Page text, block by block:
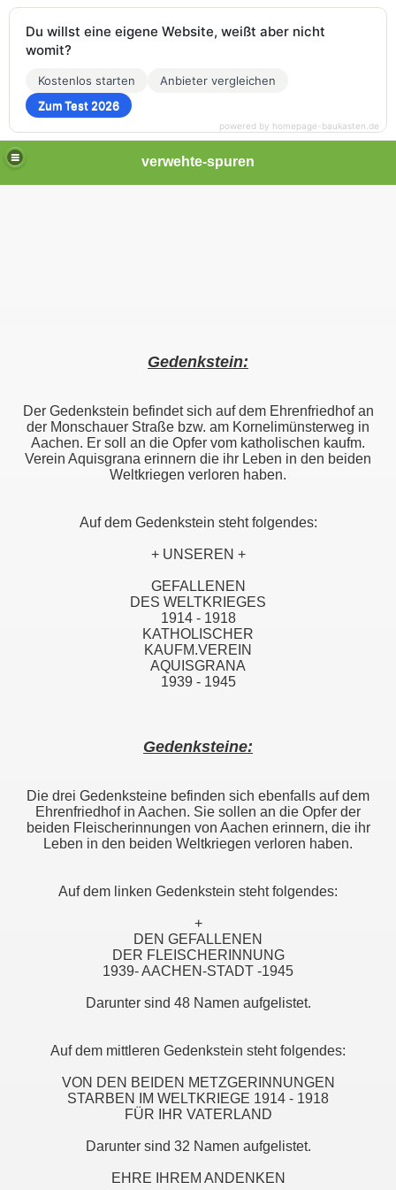
verwehte-spuren
Gedenkstein:
Der Gedenkstein befindet sich auf dem Ehrenfriedhof an
der Monschauer Straße bzw. am Kornelimünsterweg in
Aachen. Er soll an die Opfer vom katholischen kaufm.
Verein Aquisgrana erinnern die ihr Leben in den beiden
Weltkriegen verloren haben.
Auf dem Gedenkstein steht folgendes:
+ UNSEREN +
GEFALLENEN
DES WELTKRIEGES
1914 - 1918
KATHOLISCHER
KAUFM.VEREIN
AQUISGRANA
1939 - 1945
Gedenksteine:
Die drei Gedenksteine befinden sich ebenfalls auf dem
Ehrenfriedhof in Aachen. Sie sollen an die Opfer der
beiden Fleischerinnungen von Aachen erinnern, die ihr
Leben in den beiden Weltkriegen verloren haben.
Auf dem linken Gedenkstein steht folgendes:
+
DEN GEFALLENEN
DER FLEISCHERINNUNG
1939- AACHEN-STADT -1945
Darunter sind 48 Namen aufgelistet.
Auf dem mittleren Gedenkstein steht folgendes:
VON DEN BEIDEN METZGERINNUNGEN
STARBEN IM WELTKRIEGE 1914 - 1918
FÜR IHR VATERLAND
Darunter sind 32 Namen aufgelistet.
EHRE IHREM ANDENKEN
Du willst eine eigene Website, weißt aber nicht
womit?
Kostenlos starten
Anbieter vergleichen
Zum Test 2026
powered by homepage-baukasten.de